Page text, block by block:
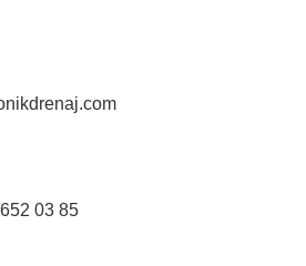
03 85